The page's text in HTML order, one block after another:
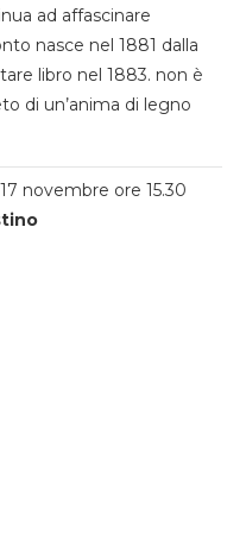
ad affascinare
nasce nel 1881 dalla
libro nel 1883. non è
di un’anima di legno
novembre ore 15.30